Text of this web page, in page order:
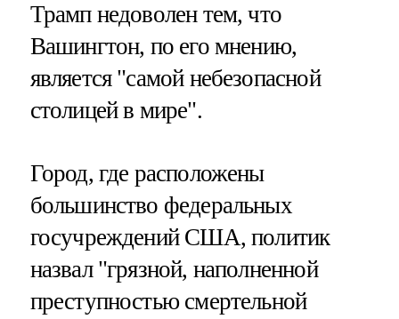
Трамп недоволен тем, что
Вашингтон, по его мнению,
является "самой небезопасной
столицей в мире".
Город, где расположены
большинство федеральных
госучреждений США, политик
назвал "грязной, наполненной
преступностью смертельной